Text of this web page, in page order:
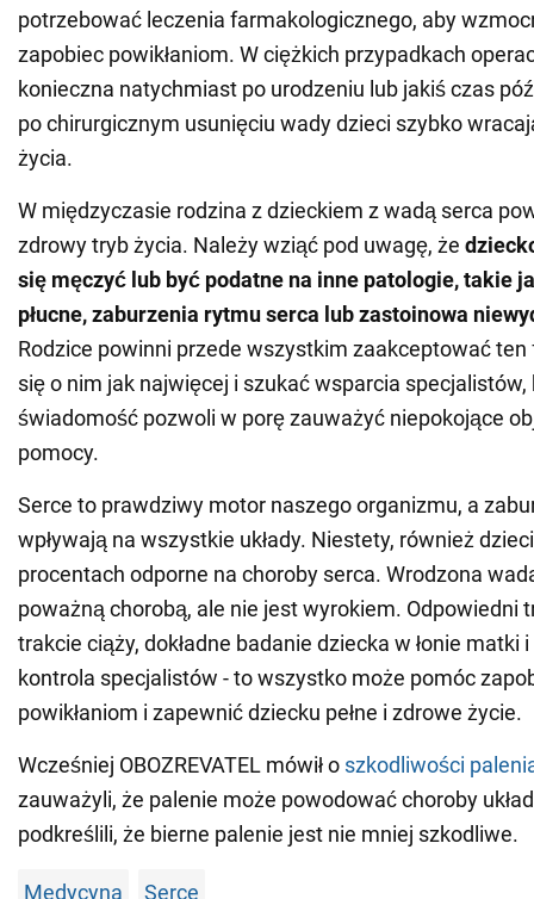
potrzebować leczenia farmakologicznego, aby
zapobiec powikłaniom. W ciężkich przypadkach
konieczna natychmiast po urodzeniu lub jakiś czas
po chirurgicznym usunięciu wady dzieci szybko
życia.
W międzyczasie rodzina z dzieckiem z wadą serca
zdrowy tryb życia. Należy wziąć pod uwagę, że
się męczyć lub być podatne na inne patologie, takie
płucne, zaburzenia rytmu serca lub zastoinowa
Rodzice powinni przede wszystkim zaakceptować
się o nim jak najwięcej i szukać wsparcia specjalistów,
świadomość pozwoli w porę zauważyć niepokojące
pomocy.
Serce to prawdziwy motor naszego organizmu, a
wpływają na wszystkie układy. Niestety, również
procentach odporne na choroby serca. Wrodzona
poważną chorobą, ale nie jest wyrokiem. Odpowiedni
trakcie ciąży, dokładne badanie dziecka w łonie matki
kontrola specjalistów - to wszystko może pomóc
powikłaniom i zapewnić dziecku pełne i zdrowe życie.
Wcześniej OBOZREVATEL mówił o szkodliwości
zauważyli, że palenie może powodować choroby
podkreślili, że bierne palenie jest nie mniej szkodliwe.
Medycyna Serce